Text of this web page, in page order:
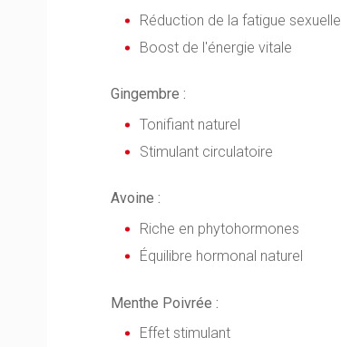
Réduction de la fatigue sexuelle
Boost de l'énergie vitale
Gingembre :
Tonifiant naturel
Stimulant circulatoire
Avoine :
Riche en phytohormones
Équilibre hormonal naturel
Menthe Poivrée :
Effet stimulant